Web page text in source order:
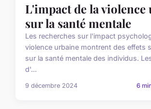
L'impact de la violence
sur la santé mentale
Les recherches sur l'impact
violence urbaine montrent des effets
sur la santé mentale des individus.
d'...
9 décembre 2024 6